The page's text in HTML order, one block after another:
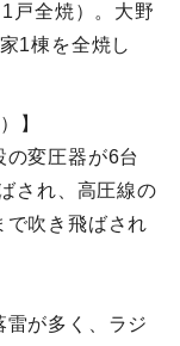
戸全焼）。大野
1棟を全焼し
】
変圧器が6台
され、高圧線の
で吹き飛ばされ
雷が多く、ラジ